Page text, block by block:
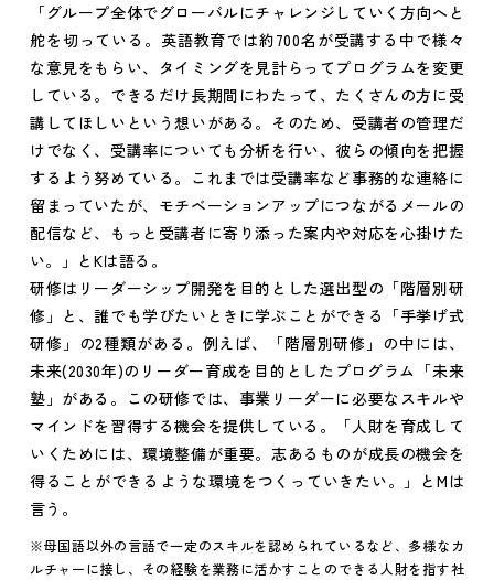
「グループ全体でグローバルにチャレンジしていく方向へと
舵を切っている。英語教育では約700名が受講する中で様々
な意見をもらい、タイミングを見計らってプログラムを変更
している。できるだけ長期間にわたって、たくさんの方に受
講してほしいという想いがある。そのため、受講者の管理だ
けでなく、受講率についても分析を行い、彼らの傾向を把握
するよう努めている。これまでは受講率など事務的な連絡に
留まっていたが、モチベーションアップにつながるメールの
配信など、もっと受講者に寄り添った案内や対応を心掛けた
い。」とKは語る。
研修はリーダーシップ開発を目的とした選出型の「階層別研
修」と、誰でも学びたいときに学ぶことができる「手挙げ式
研修」の2種類がある。例えば、「階層別研修」の中には、
未来(2030年)のリーダー育成を目的としたプログラム「未来
塾」がある。この研修では、事業リーダーに必要なスキルや
マインドを習得する機会を提供している。「人財を育成して
いくためには、環境整備が重要。志あるものが成長の機会を
得ることができるような環境をつくっていきたい。」とMは
言う。
※母国語以外の言語で一定のスキルを認められているなど、多様なカ
ルチャーに接し、その経験を業務に活かすことのできる人財を指す社